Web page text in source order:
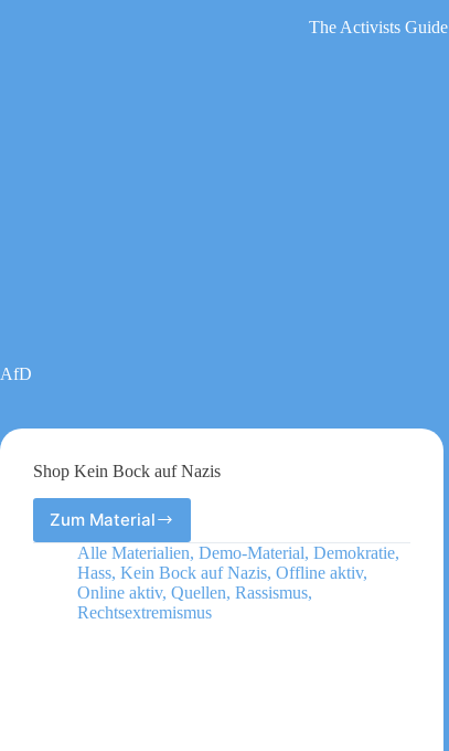
The Activists Guide
AfD
Shop Kein Bock auf Nazis
Zum Material
Shop
Kein
Bock
auf
Nazis
Alle Materialien, Demo-Material, Demokratie,
Hass, Kein Bock auf Nazis, Offline aktiv,
Online aktiv, Quellen, Rassismus,
Rechtsextremismus